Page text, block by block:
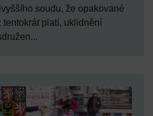
soudu, že opakované
platí, uklidnění